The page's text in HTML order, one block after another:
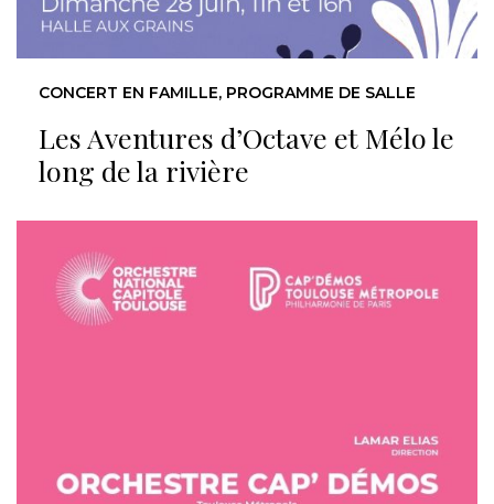
Les Aventures d’Octave et Mélo le
long de la rivière
CONCERT EN FAMILLE, PROGRAMME DE SALLE